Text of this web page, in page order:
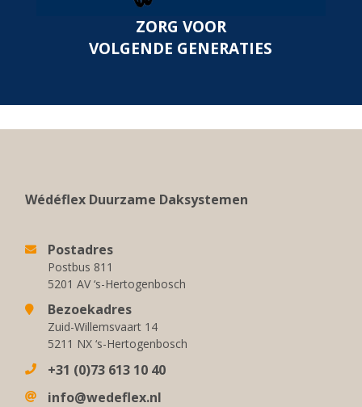
ZORG VOOR
VOLGENDE GENERATIES
Wédéflex Duurzame Daksystemen
Postadres
Postbus 811
5201 AV ‘s-Hertogenbosch
Bezoekadres
Zuid-Willemsvaart 14
5211 NX ‘s-Hertogenbosch
+31 (0)73 613 10 40
info@wedeflex.nl